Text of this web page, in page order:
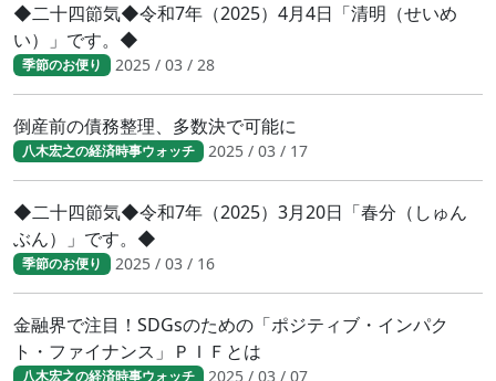
◆二十四節気◆令和7年（2025）4月4日「清明（せいめ
い）」です。◆
季節のお便り 2025 / 03 / 28
倒産前の債務整理、多数決で可能に
八木宏之の経済時事ウォッチ 2025 / 03 / 17
◆二十四節気◆令和7年（2025）3月20日「春分（しゅん
ぶん）」です。◆
季節のお便り 2025 / 03 / 16
金融界で注目！SDGsのための「ポジティブ・インパク
ト・ファイナンス」ＰＩＦとは
八木宏之の経済時事ウォッチ 2025 / 03 / 07